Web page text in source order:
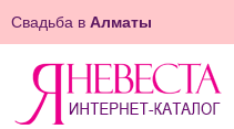
Свадьба в Алматы